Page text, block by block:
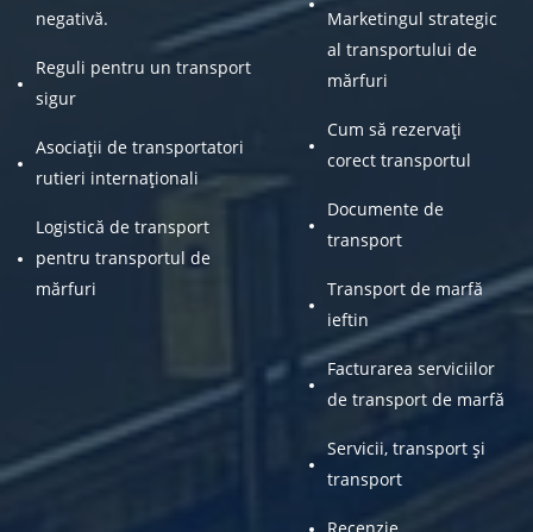
negativă.
Reguli pentru un transport
sigur
Asociații de transportatori
rutieri internaționali
Logistică de transport
pentru transportul de
mărfuri
Marketingul strategic
al transportului de
mărfuri
Cum să rezervați
corect transportul
Documente de
transport
Transport de marfă
ieftin
Facturarea serviciilor
de transport de marfă
Servicii, transport și
transport